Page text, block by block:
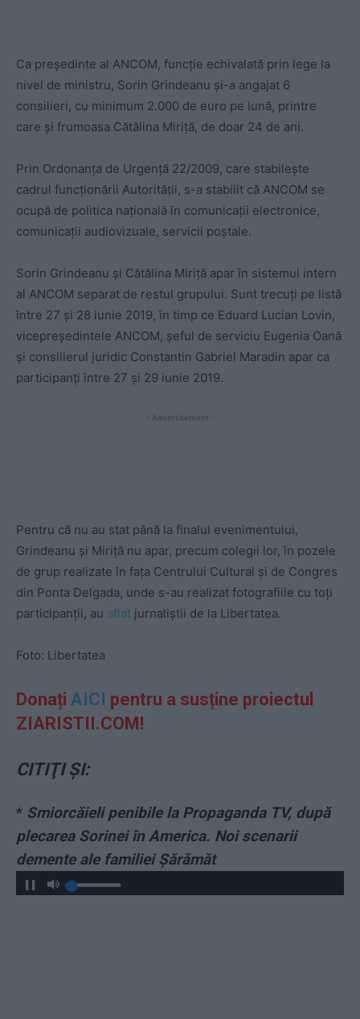
Ca președinte al ANCOM, funcție echivalată prin lege la
nivel de ministru, Sorin Grindeanu și-a angajat 6
consilieri, cu minimum 2.000 de euro pe lună, printre
care şi frumoasa Cătălina Miriță, de doar 24 de ani.
Prin Ordonanța de Urgență 22/2009, care stabilește
cadrul funcționării Autorității, s-a stabilit că ANCOM se
ocupă de politica națională în comunicații electronice,
comunicaţii audiovizuale, servicii poştale.
Sorin Grindeanu și Cătălina Miriță apar în sistemul intern
al ANCOM separat de restul grupului. Sunt trecuți pe listă
între 27 și 28 iunie 2019, în timp ce Eduard Lucian Lovin,
vicepreședintele ANCOM, șeful de serviciu Eugenia Oană
și consilierul juridic Constantin Gabriel Maradin apar ca
participanți între 27 și 29 iunie 2019.
- Advertisement -
Pentru că nu au stat până la finalul evenimentului,
Grindeanu și Miriță nu apar, precum colegii lor, în pozele
de grup realizate în fața Centrului Cultural și de Congres
din Ponta Delgada, unde s-au realizat fotografiile cu toți
participanții, au aflat jurnaliştii de la Libertatea.
Foto: Libertatea
Donați AICI pentru a susține proiectul
ZIARISTII.COM!
CITIŢI ŞI:
* Smiorcăieli penibile la Propaganda TV, după
plecarea Sorinei în America. Noi scenarii
demente ale familiei Șărămăt